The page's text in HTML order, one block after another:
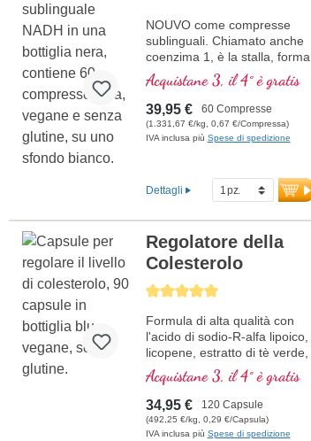
NOUVO come compresse
sublinguali. Chiamato anche
coenzima 1, è la stalla, forma
ridotta di NAD.
• no nano - NADH, senza
nanoparticelle!
• sublinguale per un migliore
assorbimento attraverso la
Acquistane 3, il 4° è gratis
39,95 € 60 Compresse
(1.331,67 €/kg, 0,67 €/Compressa)
IVA inclusa più Spese di spedizione
Dettagli
Average rating of 5 out of 5 stars
Regolatore della
Colesterolo
Formula di alta qualità con
l'acido di sodio-R-alfa lipoico,
licopene, estratto di tè verde,
monakolina K, vitamina E,
vitamina B3 e beta glucano,
che contribuisce al
mantenimento della normale
colesterolo nel sangue.
Acquistane 3, il 4° è gratis
34,95 € 120 Capsule
(492,25 €/kg, 0,29 €/Capsula)
IVA inclusa più Spese di spedizione